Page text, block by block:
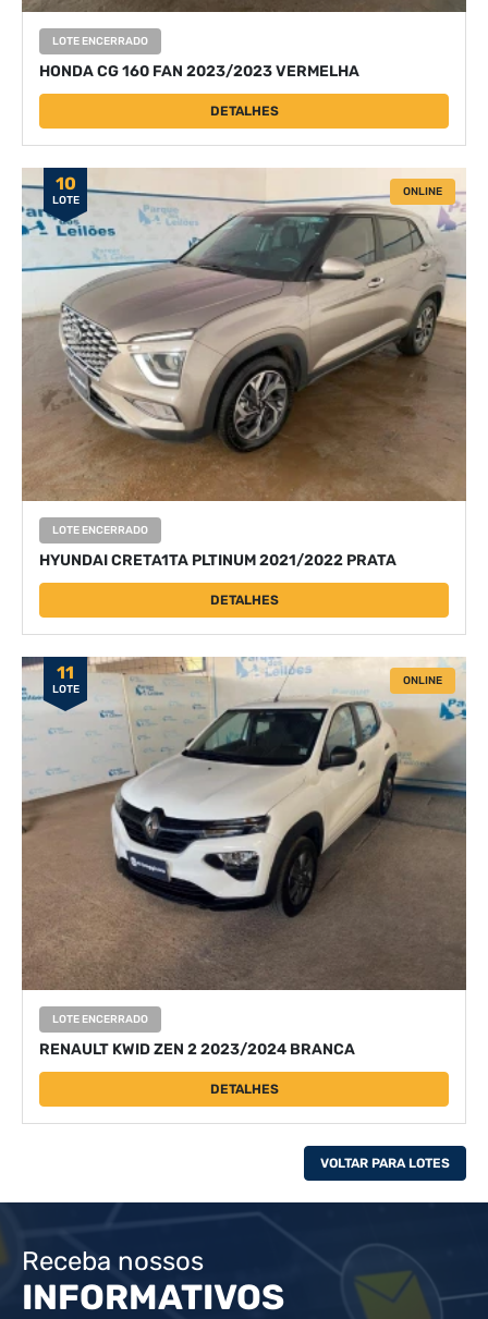
LOTE ENCERRADO
HONDA CG 160 FAN 2023/2023 VERMELHA
DETALHES
10
LOTE
ONLINE
LOTE ENCERRADO
HYUNDAI CRETA1TA PLTINUM 2021/2022 PRATA
DETALHES
11
LOTE
ONLINE
LOTE ENCERRADO
RENAULT KWID ZEN 2 2023/2024 BRANCA
DETALHES
VOLTAR PARA LOTES
Receba nossos
INFORMATIVOS